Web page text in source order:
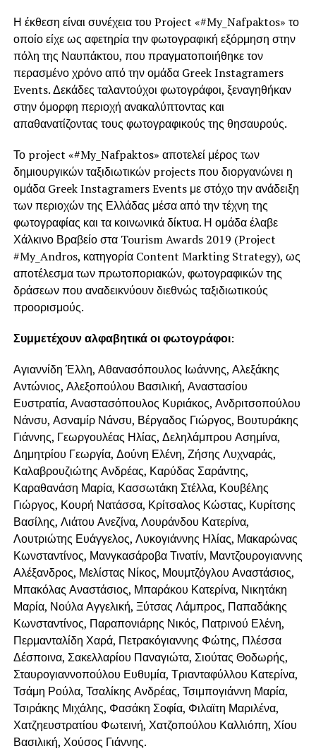
Η έκθεση είναι συνέχεια του Project «#My_Nafpaktos» το
οποίο είχε ως αφετηρία την φωτογραφική εξόρμηση στην
πόλη της Ναυπάκτου, που πραγματοποιήθηκε τον
περασμένο χρόνο από την ομάδα Greek Instagramers
Events. Δεκάδες ταλαντούχοι φωτογράφοι, ξεναγηθήκαν
στην όμορφη περιοχή ανακαλύπτοντας και
απαθανατίζοντας τους φωτογραφικούς της θησαυρούς.
Το project «#My_Nafpaktos» αποτελεί μέρος των
δημιουργικών ταξιδιωτικών projects που διοργανώνει η
ομάδα Greek Instagramers Events με στόχο την ανάδειξη
των περιοχών της Ελλάδας μέσα από την τέχνη της
φωτογραφίας και τα κοινωνικά δίκτυα. Η ομάδα έλαβε
Χάλκινο Βραβείο στα Tourism Awards 2019 (Project
#My_Andros, κατηγορία Content Markting Strategy), ως
αποτέλεσμα των πρωτοποριακών, φωτογραφικών της
δράσεων που αναδεικνύουν διεθνώς ταξιδιωτικούς
προορισμούς.
Συμμετέχουν αλφαβητικά οι φωτογράφοι:
Αγιαννίδη Έλλη, Αθανασόπουλος Ιωάννης, Αλεξάκης
Αντώνιος, Αλεξοπούλου Βασιλική, Αναστασίου
Ευστρατία, Αναστασόπουλος Κυριάκος, Ανδριτσοπούλου
Νάνσυ, Ασναμίρ Νάνσυ, Βέργαδος Γιώργος, Βουτυράκης
Γιάννης, Γεωργουλέας Ηλίας, Δεληλάμπρου Ασημίνα,
Δημητρίου Γεωργία, Δούνη Ελένη, Ζήσης Λυχναράς,
Καλαβρουζιώτης Ανδρέας, Καρύδας Σαράντης,
Καραθανάση Μαρία, Κασσωτάκη Στέλλα, Κουβέλης
Γιώργος, Κουρή Νατάσσα, Κρίτσαλος Κώστας, Κυρίτσης
Βασίλης, Λιάτου Ανεζίνα, Λουράνδου Κατερίνα,
Λουτριώτης Ευάγγελος, Λυκογιάννης Ηλίας, Μακαρώνας
Κωνσταντίνος, Μανγκασάροβα Τινατίν, Μαντζουρογιαννης
Αλέξανδρος, Μελίστας Νίκος, Μουμτζόγλου Αναστάσιος,
Μπακόλας Αναστάσιος, Μπαράκου Κατερίνα, Νικητάκη
Μαρία, Νούλα Αγγελική, Ξύτσας Λάμπρος, Παπαδάκης
Κωνσταντίνος, Παραπονιάρης Νικός, Πατρινού Ελένη,
Περμανταλίδη Χαρά, Πετρακόγιαννης Φώτης, Πλέσσα
Δέσποινα, Σακελλαρίου Παναγιώτα, Σιούτας Θοδωρής,
Σταυρογιαννοπούλου Ευθυμία, Τριανταφύλλου Κατερίνα,
Τσάμη Ρούλα, Τσαλίκης Ανδρέας, Τσιμπογιάννη Μαρία,
Τσιράκης Μιχάλης, Φασάκη Σοφία, Φιλαϊτη Μαριλένα,
Χατζηευστρατίου Φωτεινή, Χατζοπούλου Καλλιόπη, Χίου
Βασιλική, Χούσος Γιάννης.